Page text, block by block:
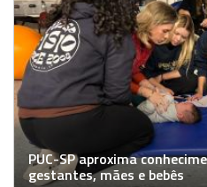
PUC-SP aproxima
gestantes, mães e bebês